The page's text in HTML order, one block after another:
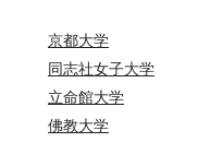
京都大学
同志社女子大学
立命館大学
佛教大学